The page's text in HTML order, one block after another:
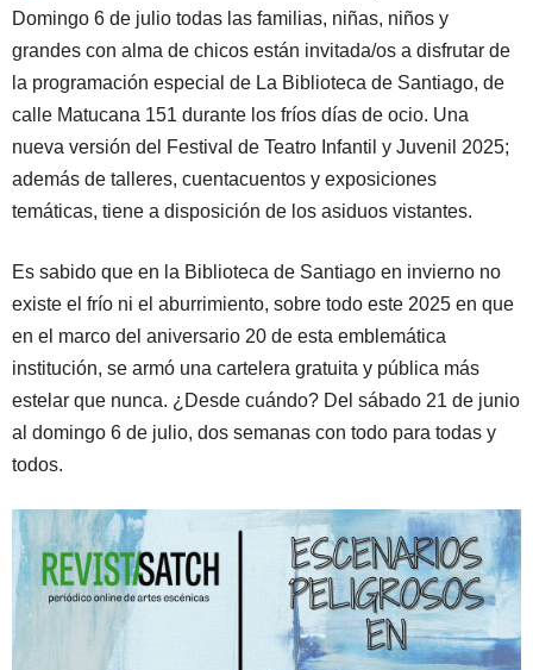
Domingo 6 de julio todas las familias, niñas, niños y
grandes con alma de chicos están invitada/os a disfrutar de
la programación especial de La Biblioteca de Santiago, de
calle Matucana 151 durante los fríos días de ocio. Una
nueva versión del Festival de Teatro Infantil y Juvenil 2025;
además de talleres, cuentacuentos y exposiciones
temáticas, tiene a disposición de los asiduos vistantes.
Es sabido que en la Biblioteca de Santiago en invierno no
existe el frío ni el aburrimiento, sobre todo este 2025 en que
en el marco del aniversario 20 de esta emblemática
institución, se armó una cartelera gratuita y pública más
estelar que nunca. ¿Desde cuándo? Del sábado 21 de junio
al domingo 6 de julio, dos semanas con todo para todas y
todos.